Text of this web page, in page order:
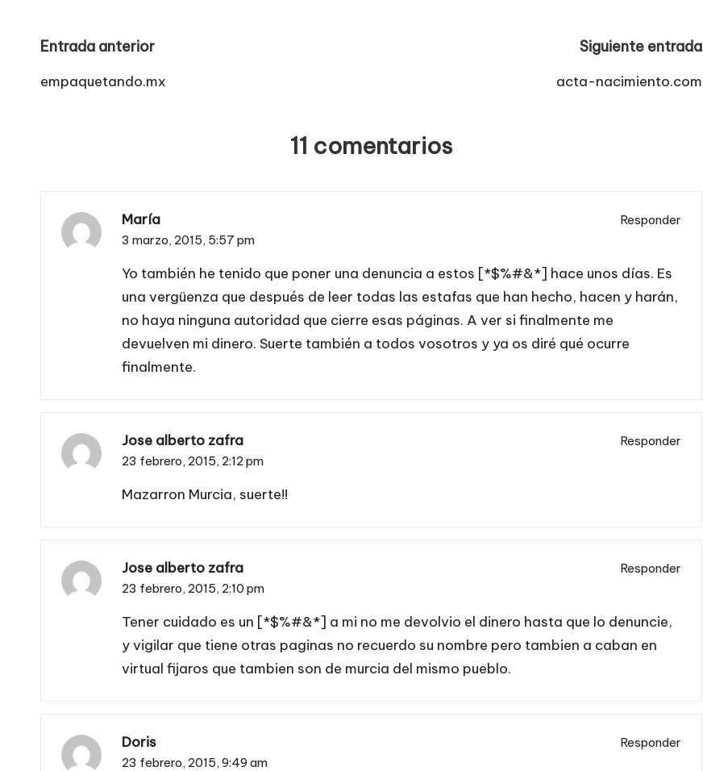
Navegación
de
Entrada anterior
empaquetando.mx
Siguiente entrada
acta-nacimiento.com
11 comentarios
María
Responder
3 marzo, 2015, 5:57 pm
Yo también he tenido que poner una denuncia a estos [*$%#&*] hace unos días. Es
una vergüenza que después de leer todas las estafas que han hecho, hacen y harán,
no haya ninguna autoridad que cierre esas páginas. A ver si finalmente me
devuelven mi dinero. Suerte también a todos vosotros y ya os diré qué ocurre
finalmente.
Jose alberto zafra
Responder
23 febrero, 2015, 2:12 pm
Mazarron Murcia, suerte!!
Jose alberto zafra
Responder
23 febrero, 2015, 2:10 pm
Tener cuidado es un [*$%#&*] a mi no me devolvio el dinero hasta que lo denuncie,
y vigilar que tiene otras paginas no recuerdo su nombre pero tambien a caban en
virtual fijaros que tambien son de murcia del mismo pueblo.
Doris
Responder
23 febrero, 2015, 9:49 am